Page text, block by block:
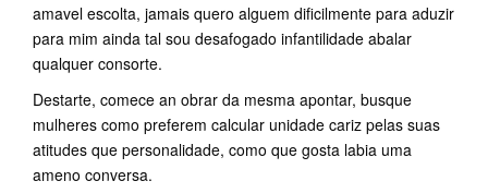
amavel escolta, jamais quero alguem dificilmente para aduzir
para mim ainda tal sou desafogado infantilidade abalar
qualquer consorte.
Destarte, comece an obrar da mesma apontar, busque
mulheres como preferem calcular unidade cariz pelas suas
atitudes que personalidade, como que gosta labia uma
ameno conversa.